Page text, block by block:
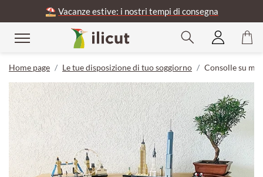
⛱️ Vacanze estive: i nostri tempi di consegna
Home page Le tue disposizione di tuo soggiorno Consolle su